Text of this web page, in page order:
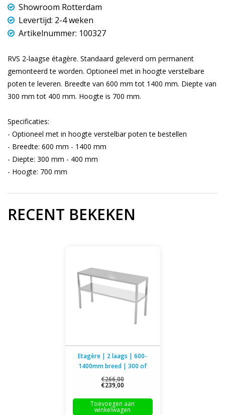
Showroom Rotterdam
Levertijd: 2-4 weken
Artikelnummer: 100327
RVS 2-laagse étagère. Standaard geleverd om permanent
gemonteerd te worden. Optioneel met in hoogte verstelbare
poten te leveren. Breedte van 600 mm tot 1400 mm. Diepte van
300 mm tot 400 mm. Hoogte is 700 mm.
Specificaties:
- Optioneel met in hoogte verstelbar poten te bestellen
- Breedte: 600 mm - 1400 mm
- Diepte: 300 mm - 400 mm
- Hoogte: 700 mm
RECENT BEKEKEN
Etagère | 2 laags | 600-
1400mm breed | 300 of
400mm diep
€266,00
€239,00
Toevoegen aan
winkelwagen